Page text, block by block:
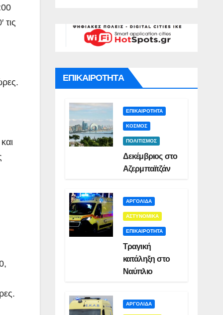
της
ΕΠΙΚΑΙΡΟΤΗΤΑ
ΕΠΙΚΑΙΡΟΤΗΤΑ
ΚΟΣΜΟΣ
ΠΟΛΙΤΙΣΜΟΣ
Δεκέμβριος στο
Αζερμπαϊτζάν
ΑΡΓΟΛΙΔΑ
ΑΣΤΥΝΟΜΙΚΑ
ΕΠΙΚΑΙΡΟΤΗΤΑ
Τραγική
κατάληξη στο
Ναύπλιο
ΑΡΓΟΛΙΔΑ